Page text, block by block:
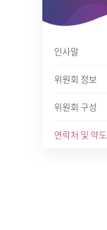
인사말
위원회 정보
위원회 구성
연락처 및 약도